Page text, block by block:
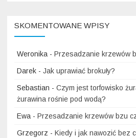
SKOMENTOWANE WPISY
Weronika - Przesadzanie krzewów
Darek - Jak uprawiać brokuły?
Sebastian - Czym jest torfowisko
żurawina rośnie pod wodą?
Ewa - Przesadzanie krzewów bzu
Grzegorz - Kiedy i jak nawozić bez